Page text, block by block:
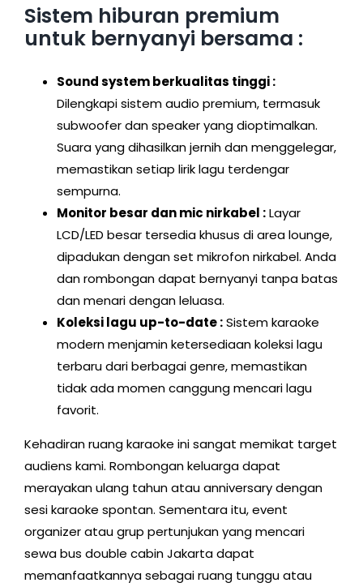
Sistem hiburan premium
untuk bernyanyi bersama :
Sound system berkualitas tinggi :
Dilengkapi sistem audio premium, termasuk
subwoofer dan speaker yang dioptimalkan.
Suara yang dihasilkan jernih dan menggelegar,
memastikan setiap lirik lagu terdengar
sempurna.
Monitor besar dan mic nirkabel :Layar
LCD/LED besar tersedia khusus di area lounge,
dipadukan dengan set mikrofon nirkabel. Anda
dan rombongan dapat bernyanyi tanpa batas
dan menari dengan leluasa.
Koleksi lagu up-to-date :Sistem karaoke
modern menjamin ketersediaan koleksi lagu
terbaru dari berbagai genre, memastikan
tidak ada momen canggung mencari lagu
favorit.
Kehadiran ruang karaoke ini sangat memikat target
audiens kami. Rombongan keluarga dapat
merayakan ulang tahun atau anniversary dengan
sesi karaoke spontan. Sementara itu, event
organizer atau grup pertunjukan yang mencari
sewa bus double cabin Jakarta dapat
memanfaatkannya sebagai ruang tunggu atau